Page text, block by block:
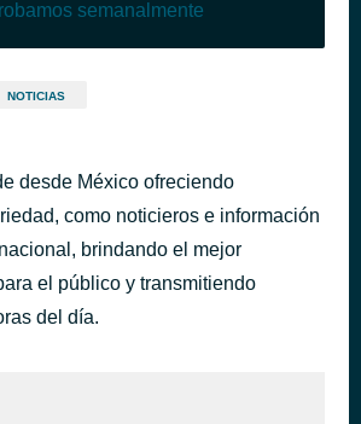
semanalmente
NOTICIAS
desde México ofreciendo
como noticieros e información
brindando el mejor
el público y transmitiendo
del día.